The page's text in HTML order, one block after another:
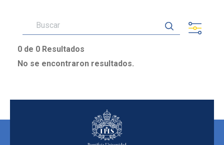
0 de 0 Resultados
No se encontraron resultados.